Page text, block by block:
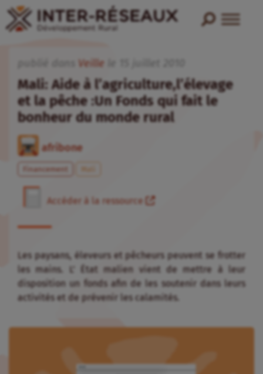
Veille
Mali: Aide à l’agriculture,l’élevage
et la pêche :Un Fonds qui fait le
bonheur du monde rural
afribone
Financement Mali
Accéder à la ressource
Les paysans, éleveurs et pêcheurs peuvent se frotter
les mains. L’ État malien vient de mettre à leur
disposition un fonds afin de les soutenir dans leurs
activités et de prévenir les calamités.